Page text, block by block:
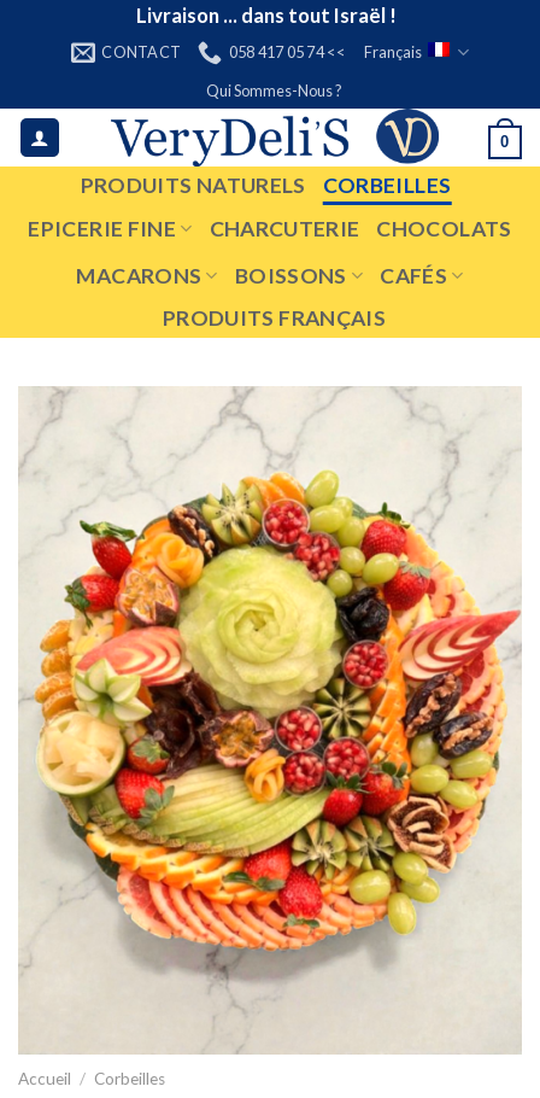
Livraison ... dans tout Israël !
CONTACT 058 417 05 74 <<
Français
Qui Sommes-Nous ?
0
PRODUITS NATURELS
CORBEILLES
EPICERIE FINE
CHARCUTERIE
CHOCOLATS
MACARONS
BOISSONS
CAFÉS
PRODUITS FRANÇAIS
Accueil / Corbeilles